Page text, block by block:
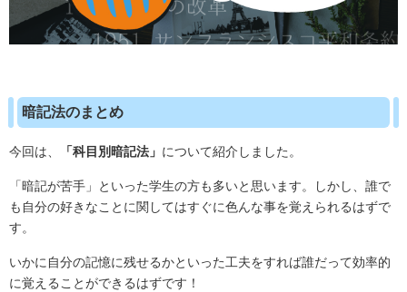
暗記法のまとめ
今回は、 「科目別暗記法」 について紹介しました。
「暗記が苦手」といった学生の方も多いと思います。しかし、誰で
も自分の好きなことに関してはすぐに色んな事を覚えられるはずで
す。
いかに自分の記憶に残せるかといった工夫をすれば誰だって効率的
に覚えることができるはずです！